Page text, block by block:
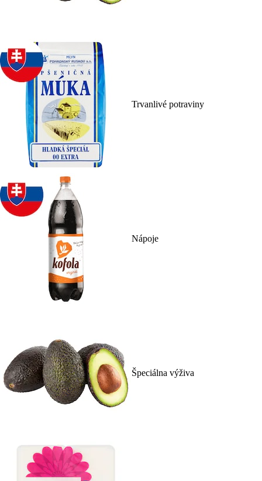
Trvanlivé potraviny
Nápoje
Špeciálna výživa